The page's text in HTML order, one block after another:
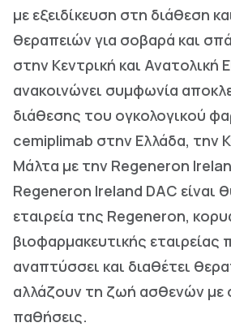
με εξειδίκευση στη διάθεση
θεραπειών για σοβαρά και
στην Κεντρική και Ανατολική
ανακοινώνει συμφωνία
διάθεσης του ογκολογικού
cemiplimab στην Ελλάδα, την
Μάλτα με την Regeneron
Regeneron Ireland DAC είναι
εταιρεία της Regeneron,
βιοφαρμακευτικής εταιρείας
αναπτύσσει και διαθέτει
αλλάζουν τη ζωή ασθενών με
παθήσεις.